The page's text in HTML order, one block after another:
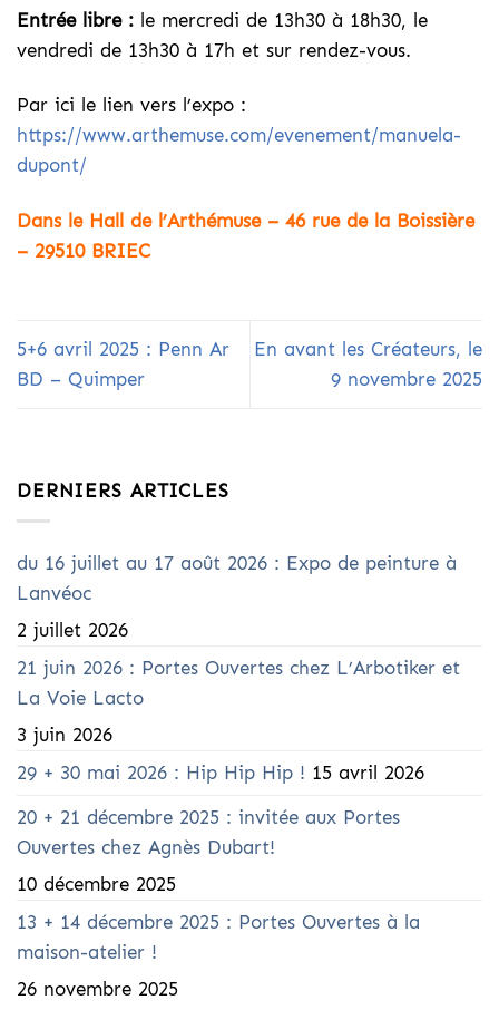
Entrée libre : le mercredi de 13h30 à 18h30, le
vendredi de 13h30 à 17h et sur rendez-vous.
Par ici le lien vers l’expo :
https://www.arthemuse.com/evenement/manuela-
dupont/
Dans le Hall de l’Arthémuse – 46 rue de la Boissière
– 29510 BRIEC
5+6 avril 2025 : Penn Ar
BD – Quimper
En avant les Créateurs, le
9 novembre 2025
DERNIERS ARTICLES
du 16 juillet au 17 août 2026 : Expo de peinture à
Lanvéoc
2 juillet 2026
21 juin 2026 : Portes Ouvertes chez L’Arbotiker et
La Voie Lacto
3 juin 2026
29 + 30 mai 2026 : Hip Hip Hip ! 15 avril 2026
20 + 21 décembre 2025 : invitée aux Portes
Ouvertes chez Agnès Dubart!
10 décembre 2025
13 + 14 décembre 2025 : Portes Ouvertes à la
maison-atelier !
26 novembre 2025